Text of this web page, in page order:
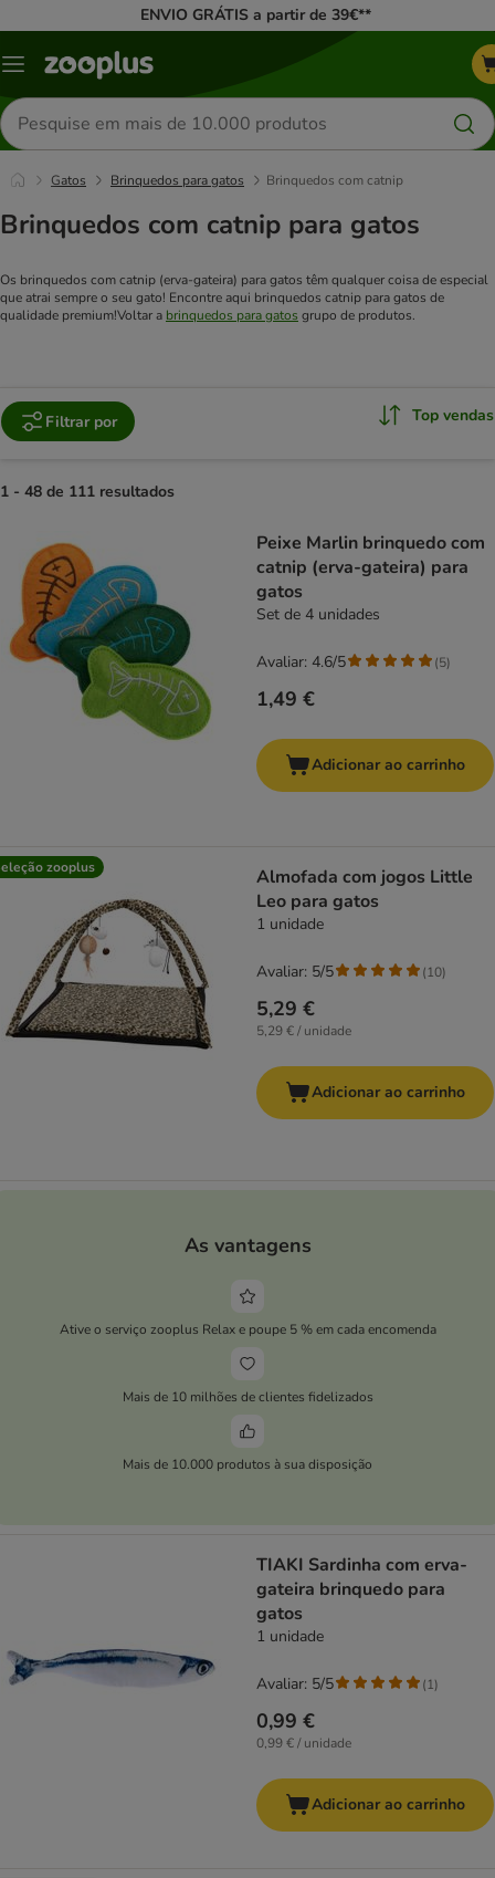
ENVIO GRÁTIS a partir de 39€**
Menu
Pesquisar
produtos
Gatos Brinquedos para gatos Brinquedos com catnip
Brinquedos com catnip para gatos
Os brinquedos com catnip (erva-gateira) para gatos têm qualquer coisa de especial
que atrai sempre o seu gato! Encontre aqui brinquedos catnip para gatos de
qualidade premium!Voltar a brinquedos para gatos grupo de produtos.
Filtrar por Top vendas
1 - 48 de 111 resultados
Peixe Marlin brinquedo com
catnip (erva-gateira) para
gatos
Set de 4 unidades
1,49 €
Avaliar: 4.6/5 (5)
Adicionar ao carrinho
zooplus
Almofada com jogos Little
Leo para gatos
1 unidade
5,29 €
5,29 € / unidade
Avaliar: 5/5 (10)
Adicionar ao carrinho
As vantagens
Ative o serviço zooplus Relax e poupe 5 % em cada encomenda
Mais de 10 milhões de clientes fidelizados
Mais de 10.000 produtos à sua disposição
TIAKI Sardinha com erva-
gateira brinquedo para
gatos
1 unidade
0,99 €
0,99 € / unidade
Avaliar: 5/5 (1)
Adicionar ao carrinho